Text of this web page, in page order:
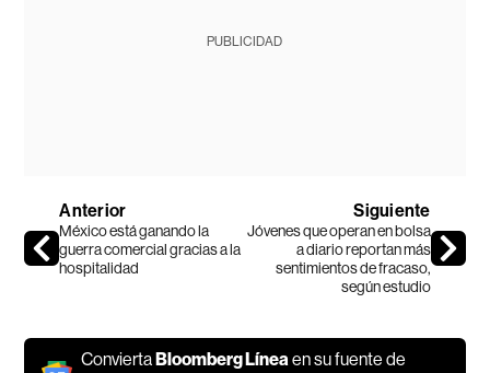
PUBLICIDAD
Anterior
México está ganando la
guerra comercial gracias a la
hospitalidad
Siguiente
Jóvenes que operan en bolsa
a diario reportan más
sentimientos de fracaso,
según estudio
ConviertaBloomberg Líneaen su fuente de